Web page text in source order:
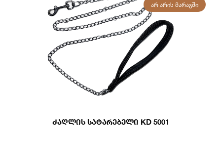
ᲐᲠ ᲐᲠᲘᲡ ᲛᲐᲠᲐᲒᲨᲘ
Ძაღლის Სატარებელი KD 5001